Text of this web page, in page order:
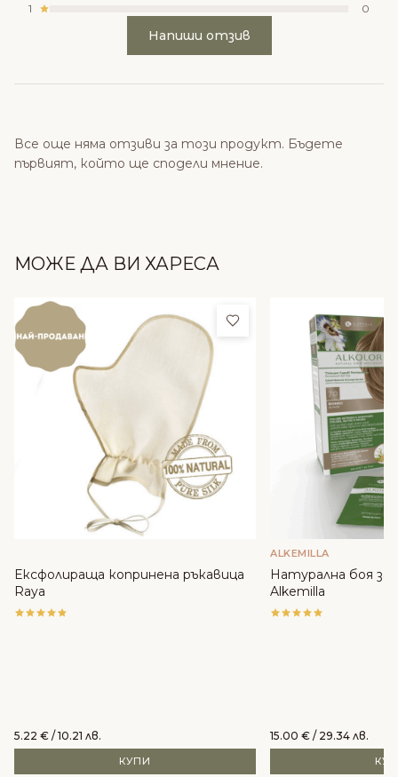
1
0
Напиши отзив
Все още няма отзиви за този продукт. Бъдете
първият, който ще сподели мнение.
МОЖЕ ДА ВИ ХАРЕСА
Добави в любими
Ексфолираща копринена ръкавица
Raya
5.22 € / 10.21 лв.
КУПИ
ALKEMILLA
Натурална боя за
Alkemilla
15.00 € / 29.34 лв.